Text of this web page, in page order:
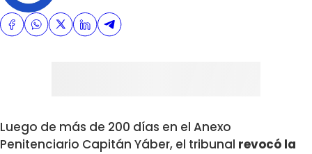
Luego de más de 200 días en el Anexo
Penitenciario Capitán Yáber, el tribunal revocó la